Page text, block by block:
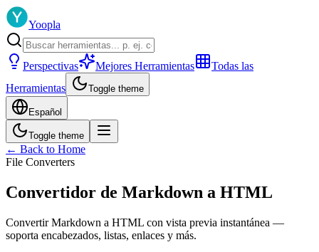
Yoopla
Perspectivas Mejores Herramientas
Todas las
Herramientas
Toggle theme
Español
Toggle theme
← Back to Home
File Converters
Convertidor de Markdown a HTML
Convertir Markdown a HTML con vista previa instantánea —
soporta encabezados, listas, enlaces y más.